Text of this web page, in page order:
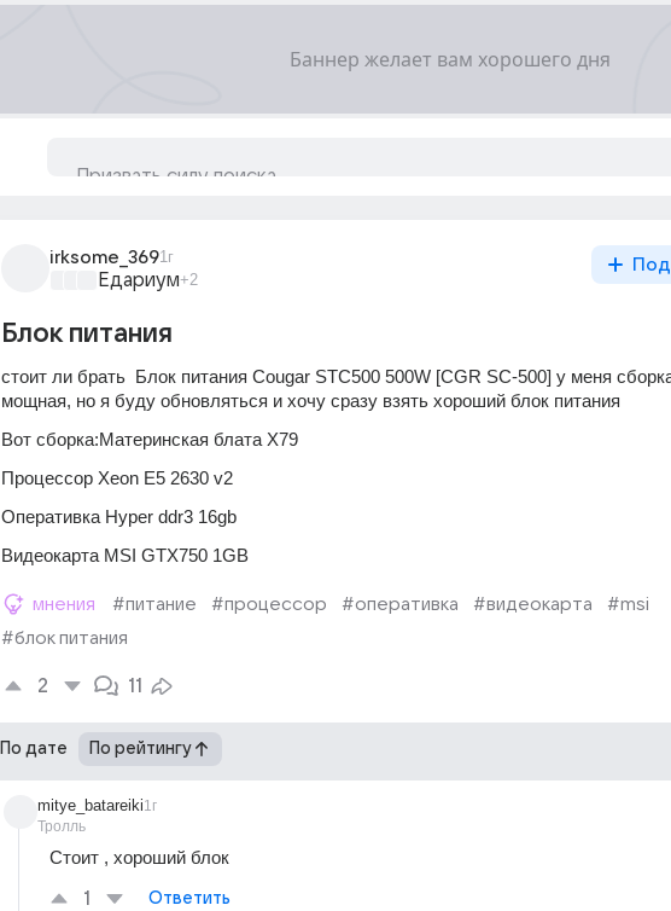
irksome_3691г
Едариум+2
Блок питания
стоит ли брать  Блок питания Cougar STC500 500W [CGR SC-500] у меня
мощная, но я буду обновляться и хочу сразу взять хороший блок питания
Вот сборка:Материнская блата X79
Процессор Xeon E5 2630 v2
Оперативка Hyper ddr3 16gb
Видеокарта MSI GTX750 1GB
мнения #питание #процессор #оперативка #видеокарта
#msi
#блок питания
2 11
По дате По рейтингу
mitye_batareiki
Тролль
1г
Стоит , хороший блок
1 Ответить